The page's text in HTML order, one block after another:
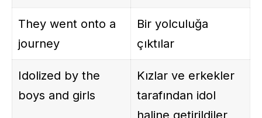
They went onto a
journey
Bir yolculuğa
çıktılar
Idolized by the
boys and girls
Kızlar ve erkekler
tarafından idol